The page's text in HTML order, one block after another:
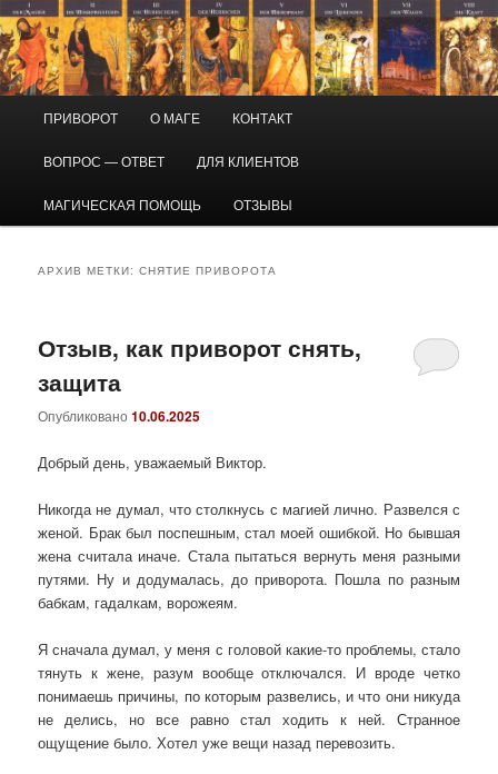
Перейти
к
основному
содержимому
Перейти
к
дополнительному
содержимому
Приворот и магическая помощь
Маг Виктор
ПРИВОРОТ О МАГЕ КОНТАКТ
ВОПРОС — ОТВЕТ ДЛЯ КЛИЕНТОВ
МАГИЧЕСКАЯ ПОМОЩЬ ОТЗЫВЫ
АРХИВ МЕТКИ:СНЯТИЕ ПРИВОРОТА
Отзыв, как приворот снять,
защита
Опубликовано10.06.2025
Добрый день, уважаемый Виктор.
Никогда не думал, что столкнусь с магией лично. Развелся с
женой. Брак был поспешным, стал моей ошибкой. Но бывшая
жена считала иначе. Стала пытаться вернуть меня разными
путями. Ну и додумалась, до приворота. Пошла по разным
бабкам, гадалкам, ворожеям.
Я сначала думал, у меня с головой какие-то проблемы, стало
тянуть к жене, разум вообще отключался. И вроде четко
понимаешь причины, по которым развелись, и что они никуда
не делись, но все равно стал ходить к ней. Странное
ощущение было. Хотел уже вещи назад перевозить.